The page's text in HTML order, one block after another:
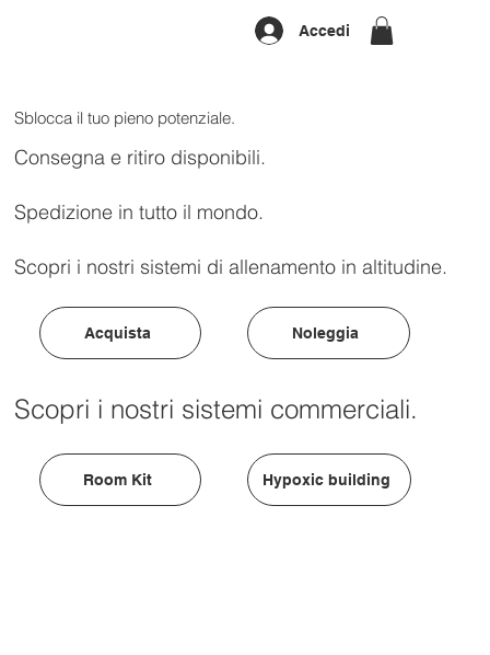
Accedi
Sblocca il tuo pieno potenziale.
Consegna e ritiro disponibili.
Spedizione in tutto il mondo.
Scopri i nostri sistemi di allenamento in altitudine.
Acquista Noleggia
Room Kit Hypoxic building
Scopri i nostri sistemi commerciali.